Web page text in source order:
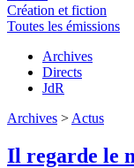
Création et fiction
Toutes les émissions
Archives
Directs
JdR
Archives > Actus
Il regarde le